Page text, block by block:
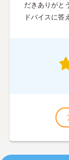
だきありがと
ドバイスに答